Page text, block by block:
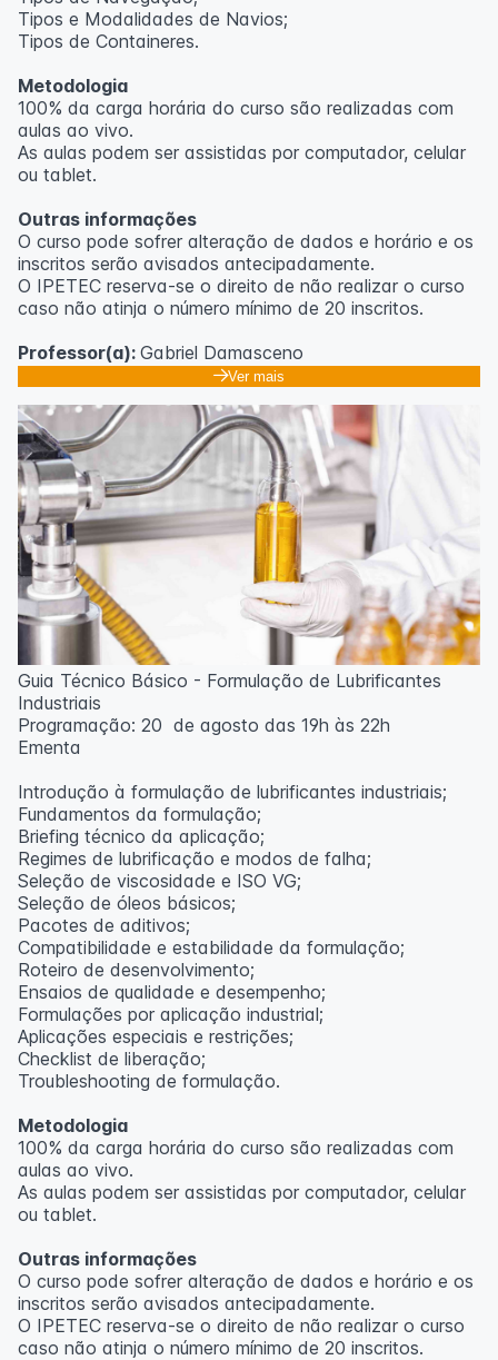
Outras informações
inscritos serão avisados ​​antecipadamente.
O IPETEC reserva-se o direito de não realizar o curso
caso não atinja o número mínimo de 20 inscritos.
Professora:
Tipos e Modalidades de Navios;
Tipos de Containeres.
Metodologia
100% da carga horária do curso são realizadas com
aulas ao vivo.
As aulas podem ser assistidas por computador, celular
ou tablet.
Outras informações
O curso pode sofrer alteração de dados e horário e os
inscritos serão avisados ​​antecipadamente.
O IPETEC reserva-se o direito de não realizar o curso
caso não atinja o número mínimo de 20 inscritos.
Professor(a): Gabriel Damasceno
Ver mais
Guia Técnico Básico - Formulação de Lubrificantes
Industriais
Programação: 20 de agosto das 19h às 22h
Ementa
Introdução à formulação de lubrificantes industriais;
Fundamentos da formulação;
Briefing técnico da aplicação;
Regimes de lubrificação e modos de falha;
Seleção de viscosidade e ISO VG;
Seleção de óleos básicos;
Pacotes de aditivos;
Compatibilidade e estabilidade da formulação;
Roteiro de desenvolvimento;
Ensaios de qualidade e desempenho;
Formulações por aplicação industrial;
Aplicações especiais e restrições;
Checklist de liberação;
Troubleshooting de formulação.
Metodologia
100% da carga horária do curso são realizadas com
aulas ao vivo.
As aulas podem ser assistidas por computador, celular
ou tablet.
Outras informações
O curso pode sofrer alteração de dados e horário e os
inscritos serão avisados ​​antecipadamente.
O IPETEC reserva-se o direito de não realizar o curso
caso não atinja o número mínimo de 20 inscritos.